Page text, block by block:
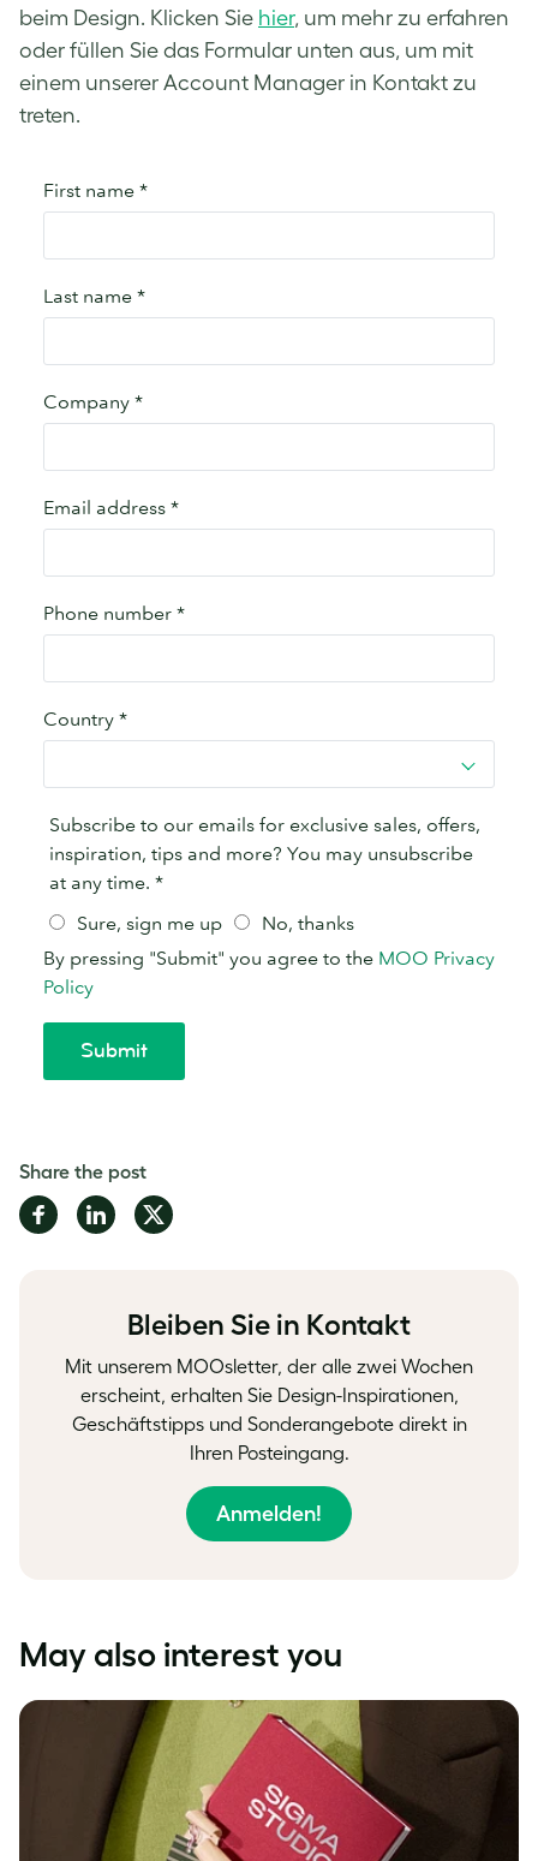
beim Design. Klicken Sie hier, um mehr zu erfahren
oder füllen Sie das Formular unten aus, um mit
einem unserer Account Manager in Kontakt zu
treten.
Share the post
Share
on
Share
on
Share
on
Bleiben Sie in Kontakt
Mit unserem MOOsletter, der alle zwei Wochen
erscheint, erhalten Sie Design-Inspirationen,
Geschäftstipps und Sonderangebote direkt in
Ihren Posteingang.
Anmelden!
May also interest you